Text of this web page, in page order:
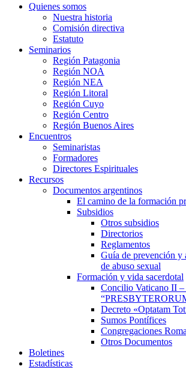
Quienes somos
Nuestra historia
Comisión directiva
Estatuto
Seminarios
Región Patagonia
Región NOA
Región NEA
Región Litoral
Región Cuyo
Región Centro
Región Buenos Aires
Encuentros
Seminaristas
Formadores
Directores Espirituales
Recursos
Documentos argentinos
El camino de la formación
Subsidios
Otros subsidios
Directorios
Reglamentos
Guía de prevención y
de abuso sexual
Formación y vida sacerdotal
Concilio Vaticano II
Decreto «Optatam
Sumos Pontífices
Congregaciones
Otros Documentos
Boletines
Estadísticas